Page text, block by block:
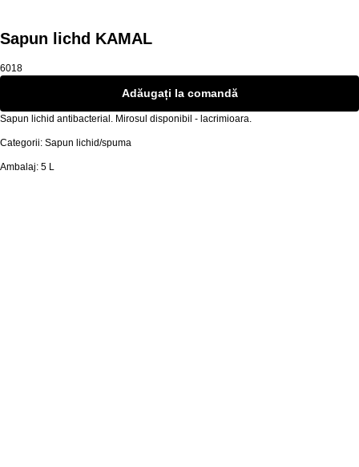
Sapun lichd KAMAL
6018
Adăugați la comandă
Sapun lichid antibacterial. Mirosul disponibil - lacrimioara.
Categorii: Sapun lichid/spuma
Ambalaj: 5 L